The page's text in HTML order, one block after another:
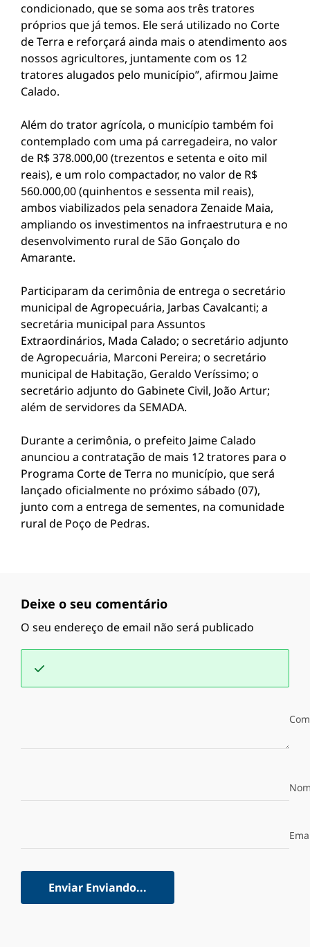
condicionado, que se soma aos três tratores
próprios que já temos. Ele será utilizado no Corte
de Terra e reforçará ainda mais o atendimento aos
nossos agricultores, juntamente com os 12
tratores alugados pelo município”, afirmou Jaime
Calado.
Além do trator agrícola, o município também foi
contemplado com uma pá carregadeira, no valor
de R$ 378.000,00 (trezentos e setenta e oito mil
reais), e um rolo compactador, no valor de R$
560.000,00 (quinhentos e sessenta mil reais),
ambos viabilizados pela senadora Zenaide Maia,
ampliando os investimentos na infraestrutura e no
desenvolvimento rural de São Gonçalo do
Amarante.
Participaram da cerimônia de entrega o secretário
municipal de Agropecuária, Jarbas Cavalcanti; a
secretária municipal para Assuntos
Extraordinários, Mada Calado; o secretário adjunto
de Agropecuária, Marconi Pereira; o secretário
municipal de Habitação, Geraldo Veríssimo; o
secretário adjunto do Gabinete Civil, João Artur;
além de servidores da SEMADA.
Durante a cerimônia, o prefeito Jaime Calado
anunciou a contratação de mais 12 tratores para o
Programa Corte de Terra no município, que será
lançado oficialmente no próximo sábado (07),
junto com a entrega de sementes, na comunidade
rural de Poço de Pedras.
Deixe o seu comentário
O seu endereço de email não será publicado
Enviar Enviando...